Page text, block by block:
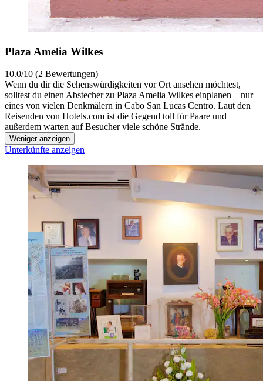
Plaza Amelia Wilkes
10.0/10 (2 Bewertungen)
Wenn du dir die Sehenswürdigkeiten vor Ort ansehen möchtest,
solltest du einen Abstecher zu Plaza Amelia Wilkes einplanen – nur
eines von vielen Denkmälern in Cabo San Lucas Centro. Laut den
Reisenden von Hotels.com ist die Gegend toll für Paare und
außerdem warten auf Besucher viele schöne Strände.
Weniger anzeigen
Unterkünfte anzeigen